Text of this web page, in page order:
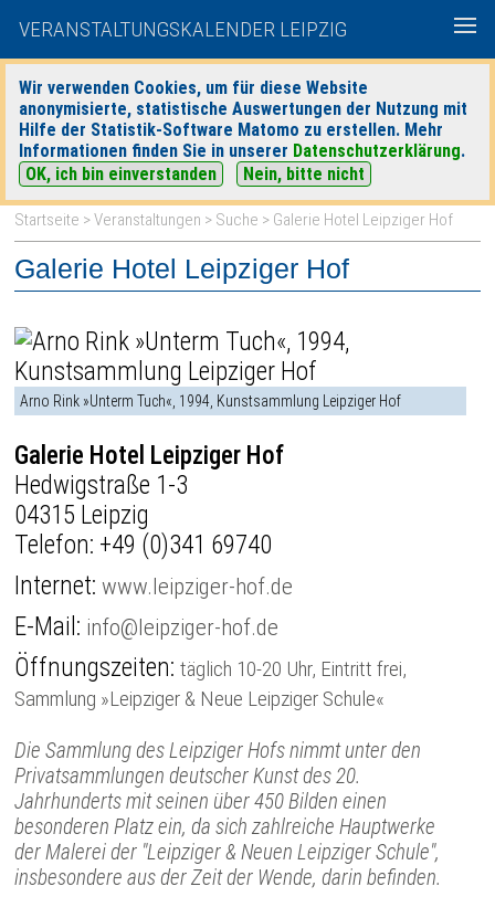
VERANSTALTUNGSKALENDER LEIPZIG
Wir verwenden Cookies, um für diese Website
anonymisierte, statistische Auswertungen der Nutzung mit
Hilfe der Statistik-Software Matomo zu erstellen. Mehr
Informationen finden Sie in unserer Datenschutzerklärung.
OK, ich bin einverstanden
Nein, bitte nicht
heute|morgen| Detaillierte Suche
Startseite >Veranstaltungen > Suche > Galerie Hotel Leipziger Hof
Galerie Hotel Leipziger Hof
Arno Rink »Unterm Tuch«, 1994, Kunstsammlung Leipziger Hof
Galerie Hotel Leipziger Hof
Hedwigstraße 1-3
04315 Leipzig
Telefon: +49 (0)341 69740
Internet:www.leipziger-hof.de
E-Mail: info@leipziger-hof.de
Öffnungszeiten:täglich 10-20 Uhr, Eintritt frei,
Sammlung »Leipziger & Neue Leipziger Schule«
Die Sammlung des Leipziger Hofs nimmt unter den
Privatsammlungen deutscher Kunst des 20.
Jahrhunderts mit seinen über 450 Bilden einen
besonderen Platz ein, da sich zahlreiche Hauptwerke
der Malerei der "Leipziger & Neuen Leipziger Schule",
insbesondere aus der Zeit der Wende, darin befinden.